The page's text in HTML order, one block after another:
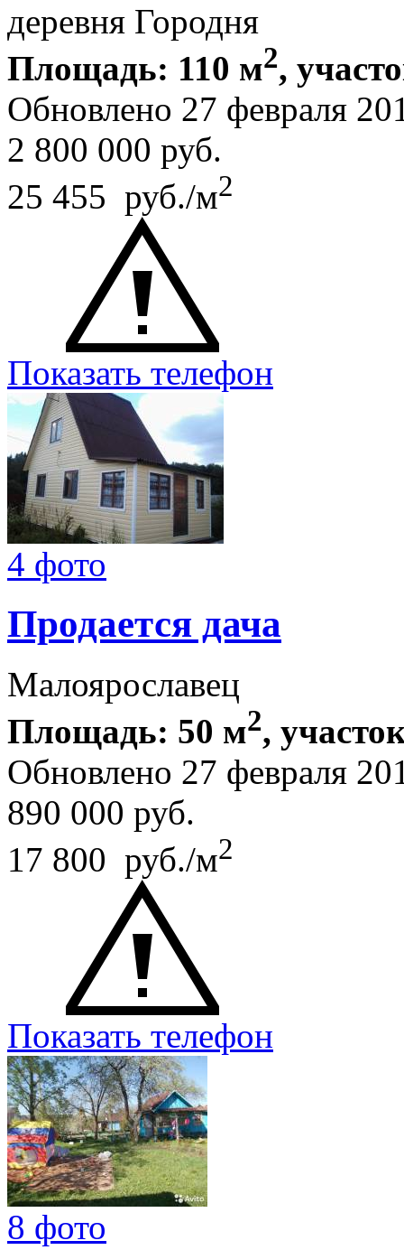
деревня Городня
Площадь: 110 м2,
Обновлено 27 февраля
2 800 000 руб.
25 455 руб./м2
Показать телефон
4 фото
Продается дача
Малоярославец
Площадь: 50 м2,
Обновлено 27 февраля
890 000 руб.
17 800 руб./м2
Показать телефон
8 фото